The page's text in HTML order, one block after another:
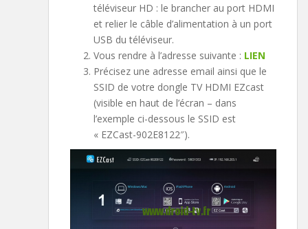
téléviseur HD : le brancher au port HDMI
et relier le câble d’alimentation à un port
USB du téléviseur.
Vous rendre à l’adresse suivante : LIEN
Précisez une adresse email ainsi que le
SSID de votre dongle TV HDMI EZcast
(visible en haut de l’écran – dans
l’exemple ci-dessous le SSID est
« EZCast-902E8122″).